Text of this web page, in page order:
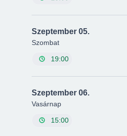
Szeptember 05.
Szombat
19:00
Szeptember 06.
Vasárnap
15:00